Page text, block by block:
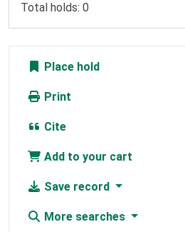
Total holds: 0
Place hold
Print
Cite
Add to your cart
Save record
More searches